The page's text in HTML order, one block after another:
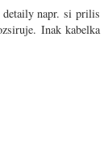
napr. si prilis
Inak kabelka